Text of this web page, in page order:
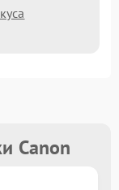
Canon